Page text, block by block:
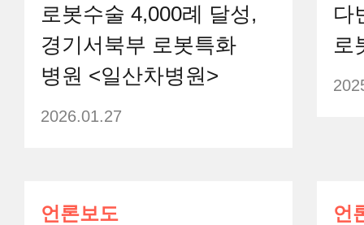
로봇수술 4,000례 달성,
경기서북부 로봇특화
병원 <일산차병원>
2026.01.27
다
로
언론보도 언